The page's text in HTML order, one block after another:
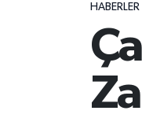
HABERLER
MAGAZİN
Süper Lig Puan
Tüm Manşetler
Son Dakika